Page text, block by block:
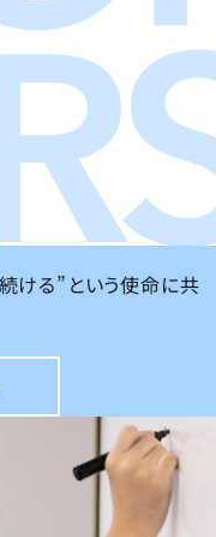
ける”という使命に共